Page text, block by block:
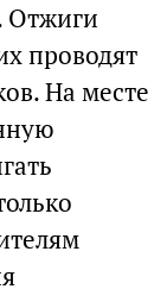
Отжиги
проводят
На месте